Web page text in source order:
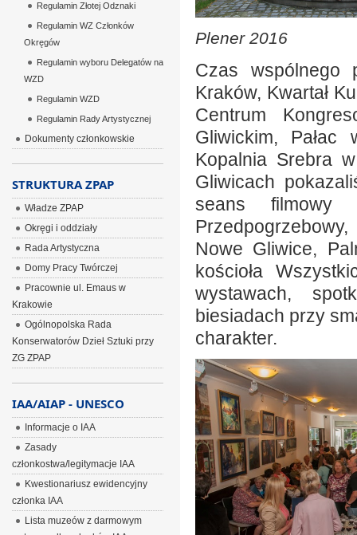
Plener 2016
Czas wspólnego
Kraków, Kwartał
Centrum
Gliwickim, Pałac
Kopalnia Srebra
Gliwicach
seans filmowy
Nowe Gliwice,
kościoła
wystawach,
biesiadach przy
charakter.
Regulamin Złotej Odznaki
Regulamin WZ Członków
Okręgów
Regulamin wyboru Delegatów na
WZD
Regulamin WZD
Regulamin Rady Artystycznej
Dokumenty członkowskie
STRUKTURA ZPAP
Władze ZPAP
Okręgi i oddziały
Rada Artystyczna
Domy Pracy Twórczej
Pracownie ul. Emaus w
Krakowie
Ogólnopolska Rada
Konserwatorów Dzieł Sztuki przy
ZG ZPAP
IAA/AIAP - UNESCO
Informacje o IAA
Zasady
członkostwa/legitymacje IAA
Kwestionariusz ewidencyjny
członka IAA
Lista muzeów z darmowym